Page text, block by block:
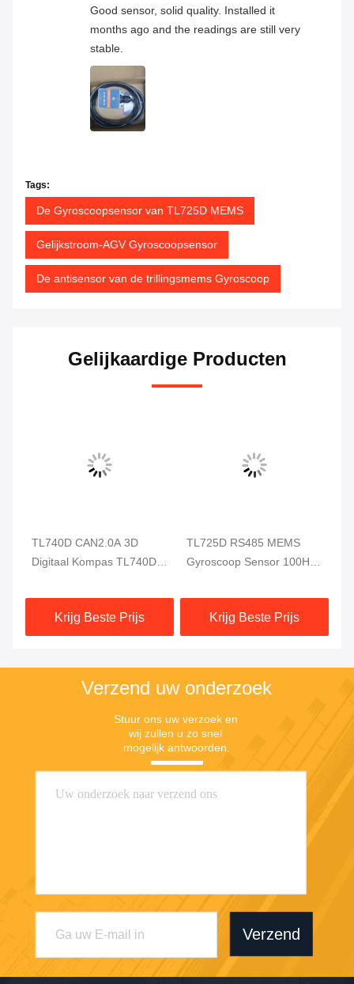
Good sensor, solid quality. Installed it
months ago and the readings are still very
stable.
Tags:
De Gyroscoopsensor van TL725D MEMS
Gelijkstroom-AGV Gyroscoopsensor
De antisensor van de trillingsmems Gyroscoop
Gelijkaardige Producten
TL740D CAN2.0A 3D
Digitaal Kompas TL740D
Gyroscoop
Krijg Beste Prijs
TL725D RS485 MEMS
Gyroscoop Sensor 100Hz
Sensor Voor Auto Drive
Krijg Beste Prijs
Verzend uw onderzoek
Stuur ons uw verzoek en
wij zullen u zo snel
mogelijk antwoorden.
Verzend